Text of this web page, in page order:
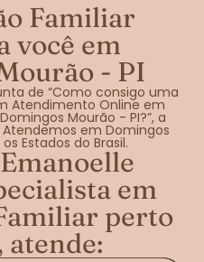
Familiar
você em
- PI
de “Como consigo uma
Atendimento Online em
Mourão - PI?”, a
em Domingos
Estados do Brasil.
em
perto
atende: